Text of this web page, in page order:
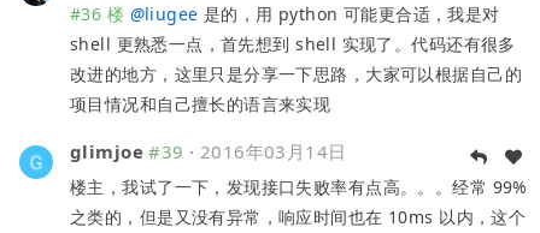
#36 楼 @liugee 是的，用 python 可能更合适，我是对
shell 更熟悉一点，首先想到 shell 实现了。代码还有很多
改进的地方，这里只是分享一下思路，大家可以根据自己的
项目情况和自己擅长的语言来实现
glimjoe #39 · 2016年03月14日
楼主，我试了一下，发现接口失败率有点高。。。经常 99%
之类的，但是又没有异常，响应时间也在 10ms 以内，这个